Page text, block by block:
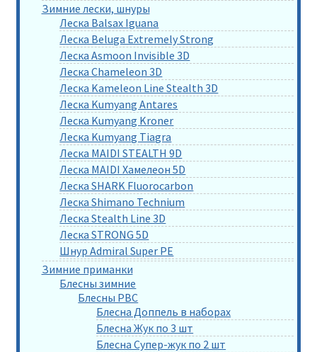
Зимние лески, шнуры
Леска Balsax Iguana
Леска Beluga Extremely Strong
Леска Asmoon Invisible 3D
Леска Chameleon 3D
Леска Kameleon Line Stealth 3D
Леска Kumyang Antares
Леска Kumyang Kroner
Леска Kumyang Tiagra
Леска MAIDI STEALTH 9D
Леска MAIDI Хамелеон 5D
Леска SHARK Fluorocarbon
Леска Shimano Technium
Леска Stealth Line 3D
Леска STRONG 5D
Шнур Admiral Super PE
Зимние приманки
Блесны зимние
Блесны РВС
Блесна Доппель в наборах
Блесна Жук по 3 шт
Блесна Супер-жук по 2 шт